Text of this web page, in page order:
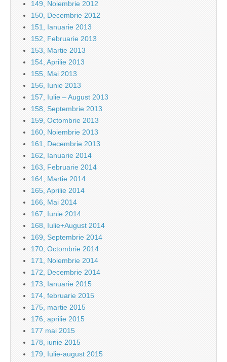
149, Noiembrie 2012
150, Decembrie 2012
151, Ianuarie 2013
152, Februarie 2013
153, Martie 2013
154, Aprilie 2013
155, Mai 2013
156, Iunie 2013
157, Iulie – August 2013
158, Septembrie 2013
159, Octombrie 2013
160, Noiembrie 2013
161, Decembrie 2013
162, Ianuarie 2014
163, Februarie 2014
164, Martie 2014
165, Aprilie 2014
166, Mai 2014
167, Iunie 2014
168, Iulie+August 2014
169, Septembrie 2014
170, Octombrie 2014
171, Noiembrie 2014
172, Decembrie 2014
173, Ianuarie 2015
174, februarie 2015
175, martie 2015
176, aprilie 2015
177 mai 2015
178, iunie 2015
179, Iulie-august 2015